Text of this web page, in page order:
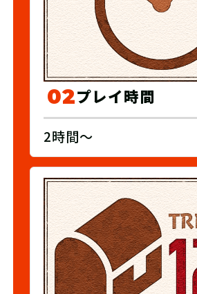
02プレイ時間
2時間～